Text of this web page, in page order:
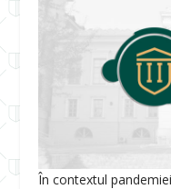
În contextul